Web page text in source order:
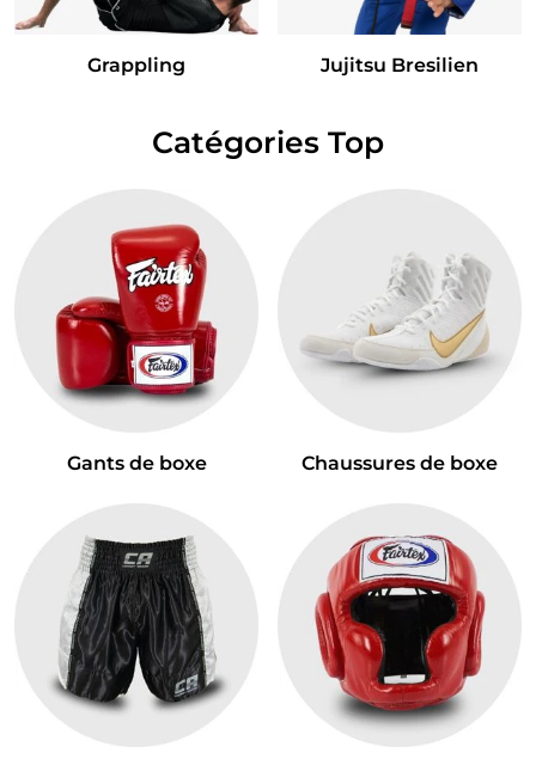
Grappling Jujitsu Bresilien
Catégories Top
Gants de boxe Chaussures de boxe